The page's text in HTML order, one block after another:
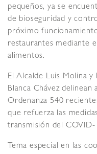
pequeños, ya se
de bioseguridad y
próximo
restaurantes mediante
alimentos.
El Alcalde Luis Molina y
Blanca Chávez
Ordenanza 540
que refuerza las
transmisión del
Tema especial en las